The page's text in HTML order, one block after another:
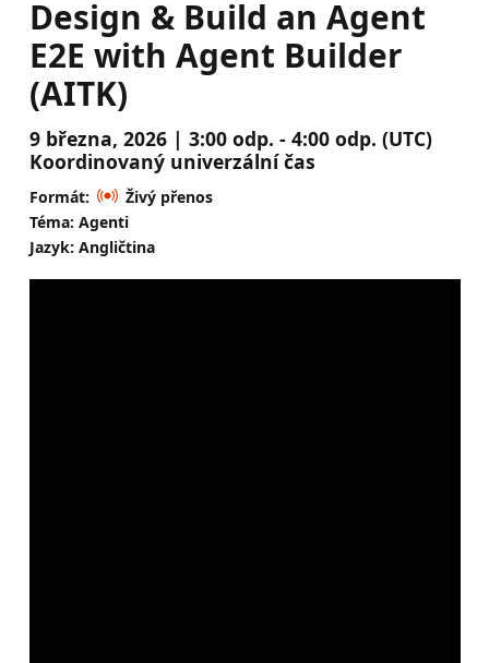
Design & Build an Agent
E2E with Agent Builder
(AITK)
9 března, 2026 | 3:00 odp. - 4:00 odp. (UTC)
Koordinovaný univerzální čas
Formát:
Živý přenos
Téma: Agenti
Jazyk: Angličtina